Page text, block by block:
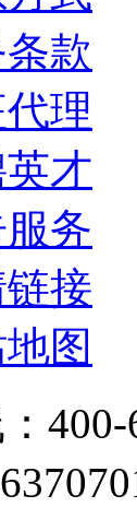
款
理
才
务
接
图